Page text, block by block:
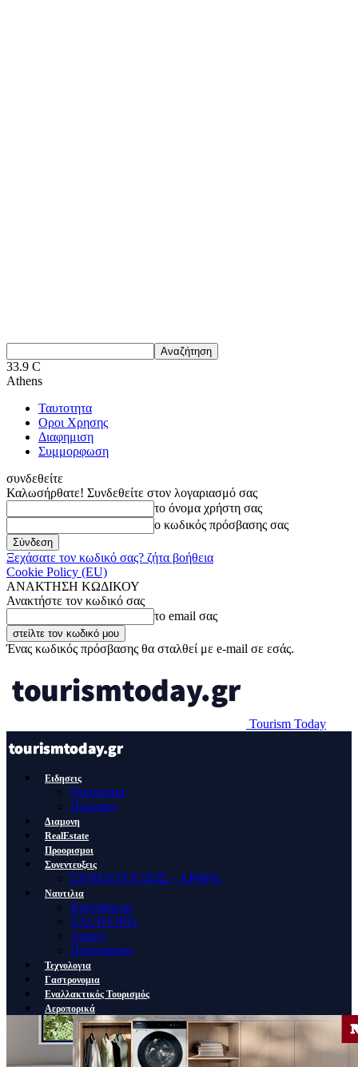
33.9 C
Athens
Ταυτοτητα
Οροι Χρησης
Διαφημιση
Συμμορφωση
συνδεθείτε
Καλωσήρθατε! Συνδεθείτε στον λογαριασμό σας
το όνομα χρήστη σας
ο κωδικός πρόσβασης σας
Ξεχάσατε τον κωδικό σας? ζήτα βοήθεια
Cookie Policy (EU)
ΑΝΑΚΤΗΣΗ ΚΩΔΙΚΟΥ
Ανακτήστε τον κωδικό σας
το email σας
Ένας κωδικός πρόσβασης θα σταλθεί με e-mail σε εσάς.
Tourism Today
Ειδησεις
Οικονομια
Πολιτικη
Διαμονη
RealEstate
Προορισμοι
Συνεντευξεις
ΣΥΝΕΝΤΕΥΞΕΙΣ – ΑΡΘΡΑ
Ναυτιλια
Κρουαζιερα
YACHTING
Λιμανι
Ποντοπορος
Τεχνολογια
Γαστρονομια
Εναλλακτικός Τουρισμός
Αεροπορικά